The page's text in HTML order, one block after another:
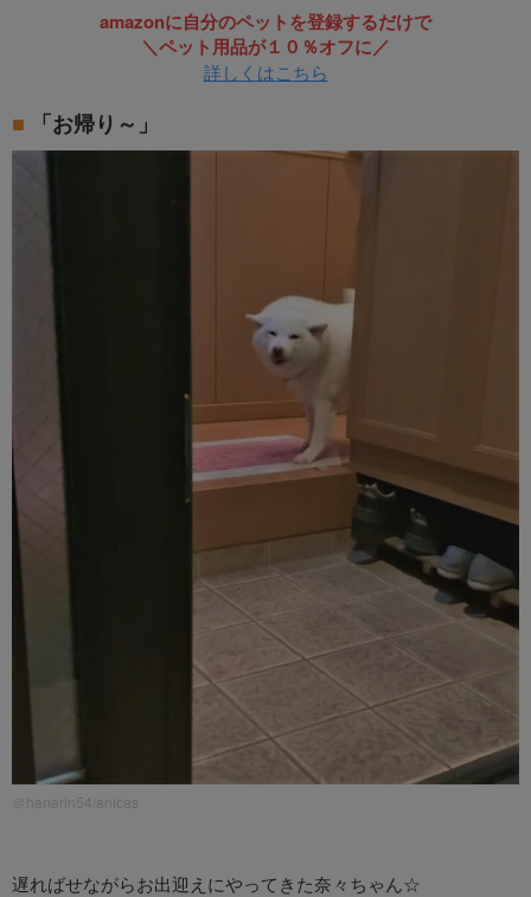
amazonに自分のペットを登録するだけで
＼ペット用品が１０％オフに／
詳しくはこちら
「お帰り～」
＠hanarin54/anicas
遅ればせながらお出迎えにやってきた奈々ちゃん☆